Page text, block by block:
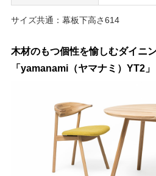
サイズ共通：幕板下高さ614
木材のもつ個性を愉しむダイニ
「yamanami（ヤマナミ）YT2」